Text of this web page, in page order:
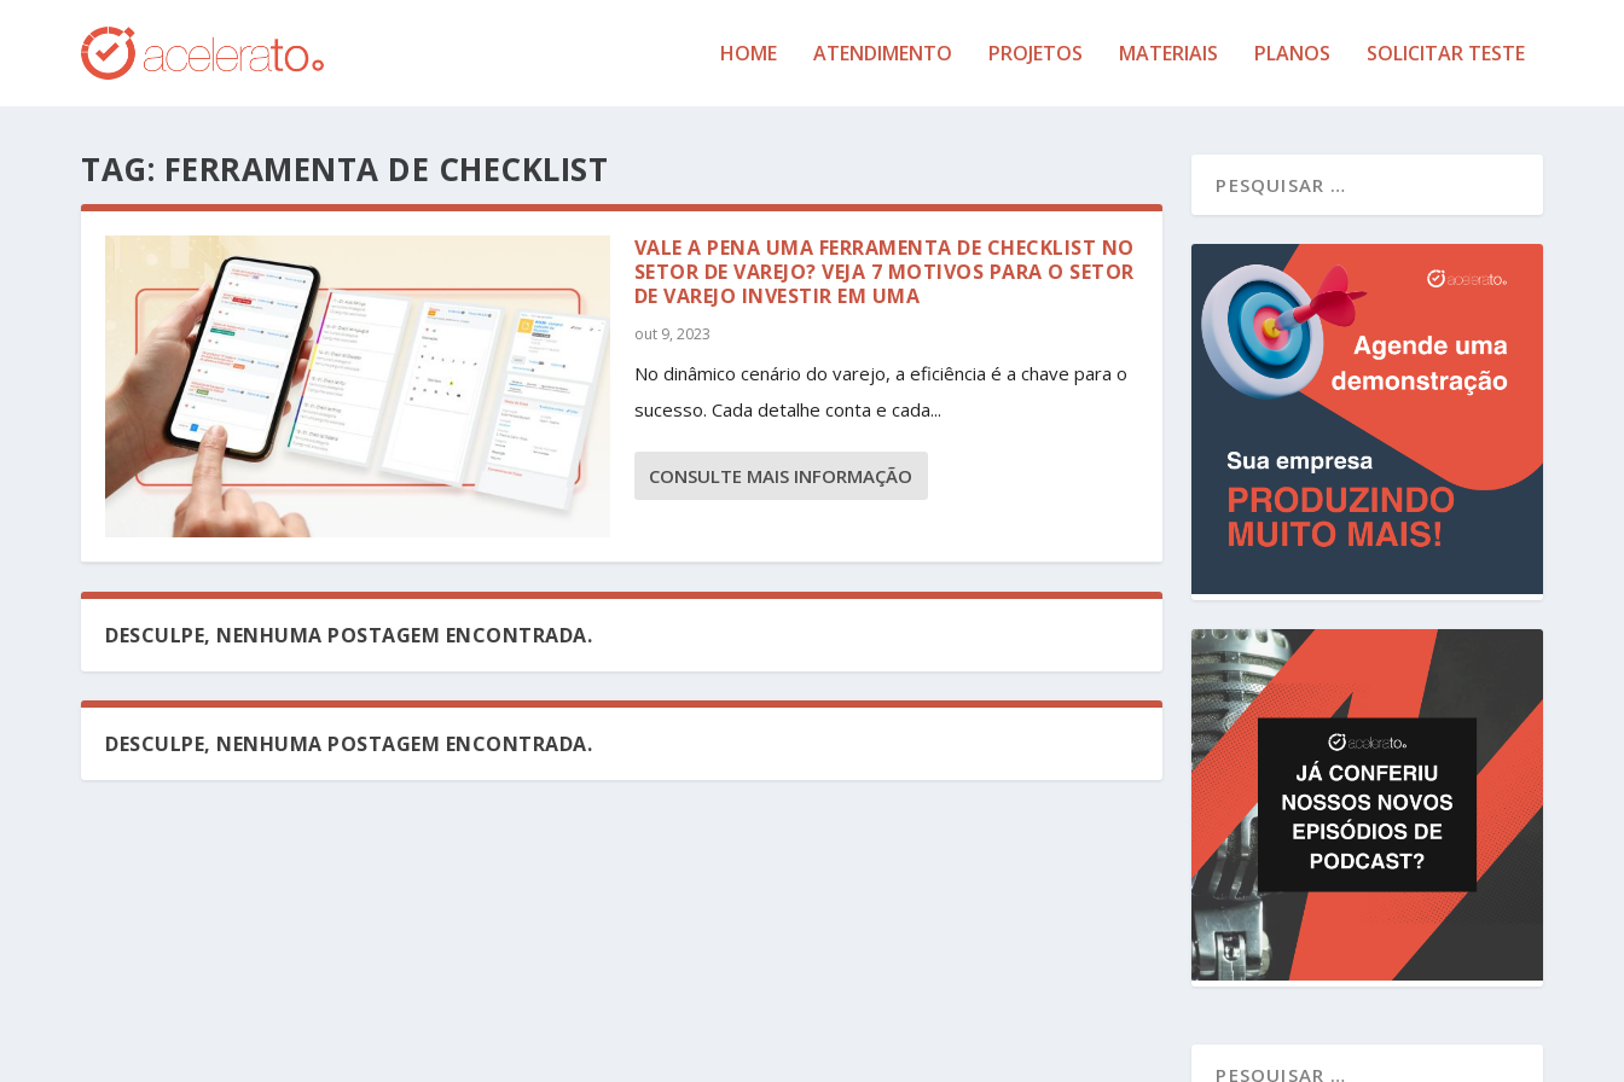
HOME ATENDIMENTO PROJETOS MATERIAIS PLANOS SOLICITAR TESTE
TAG: FERRAMENTA DE CHECKLIST
VALE A PENA UMA FERRAMENTA DE CHECKLIST NO
SETOR DE VAREJO? VEJA 7 MOTIVOS PARA O SETOR
DE VAREJO INVESTIR EM UMA
out 9, 2023
No dinâmico cenário do varejo, a eficiência é a chave para o
sucesso. Cada detalhe conta e cada...
CONSULTE MAIS INFORMAÇÃO
DESCULPE, NENHUMA POSTAGEM ENCONTRADA.
DESCULPE, NENHUMA POSTAGEM ENCONTRADA.